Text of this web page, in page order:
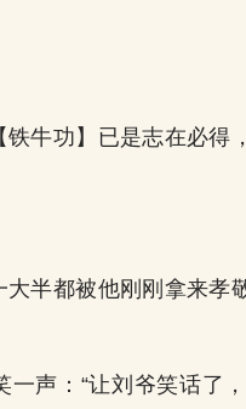
牛功】已是志在必得
半都被他刚刚拿来孝
一声：“让刘爷笑话了